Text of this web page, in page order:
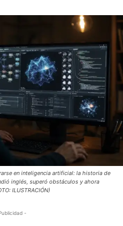
en inteligencia artificial: la historia de
inglés, superó obstáculos y ahora
ILUSTRACIÓN)
-